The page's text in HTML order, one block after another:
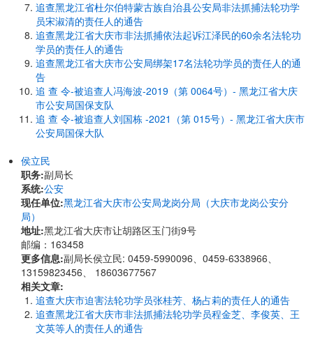
追查黑龙江省杜尔伯特蒙古族自治县公安局非法抓捕法轮功学
员宋淑清的责任人的通告
追查黑龙江省大庆市非法抓捕依法起诉江泽民的60余名法轮功
学员的责任人的通告
追查黑龙江省大庆市公安局绑架17名法轮功学员的责任人的通
告
追 查 令-被追查人冯海波-2019（第 0064号）- 黑龙江省大庆
市公安局国保支队
追 查 令-被追查人刘国栋 -2021（第 015号）- 黑龙江省大庆市
公安局国保大队
侯立民
职务:副局长
系统:公安
现任单位:黑龙江省大庆市公安局龙岗分局（大庆市龙岗公安分
局）
地址:黑龙江省大庆市让胡路区玉门街9号
邮编：163458
更多信息:副局长侯立民: 0459-5990096、0459-6338966、
13159823456、 18603677567
相关文章:
追查大庆市迫害法轮功学员张桂芳、杨占莉的责任人的通告
追查黑龙江省大庆市非法抓捕法轮功学员程金芝、李俊英、王
文英等人的责任人的通告